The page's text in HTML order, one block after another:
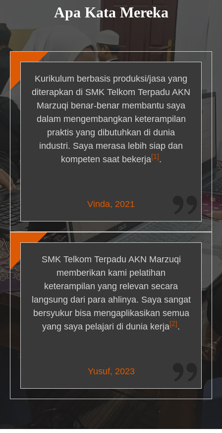
Apa Kata Mereka
Kurikulum berbasis produksi/jasa yang
diterapkan di SMK Telkom Terpadu AKN
Marzuqi benar-benar membantu saya
dalam mengembangkan keterampilan
praktis yang dibutuhkan di dunia
industri. Saya merasa lebih siap dan
kompeten saat bekerja[1] .
Vinda, 2021
SMK Telkom Terpadu AKN Marzuqi
memberikan kami pelatihan
keterampilan yang relevan secara
langsung dari para ahlinya. Saya sangat
bersyukur bisa mengaplikasikan semua
yang saya pelajari di dunia kerja[2] .
Yusuf, 2023